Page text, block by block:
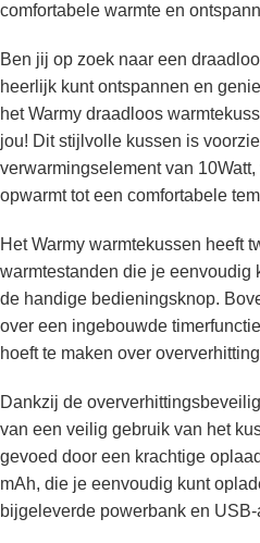
comfortabele warmte en
Ben jij op zoek naar een
heerlijk kunt ontspannen en
het Warmy draadloos
jou! Dit stijlvolle kussen is
verwarmingselement van
opwarmt tot een comfortabele
Het Warmy warmtekussen heeft
warmtestanden die je eenvoudig
de handige bedieningsknop.
over een ingebouwde
hoeft te maken over
Dankzij de
van een veilig gebruik van het
gevoed door een krachtige
mAh, die je eenvoudig kunt
bijgeleverde powerbank en USB-